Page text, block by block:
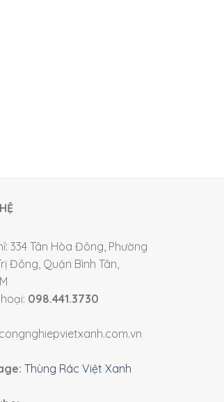
334 Tân Hòa Đông, Phường
Đông, Quận Bình Tân,
098.441.3730
Thùng Rác Việt Xanh